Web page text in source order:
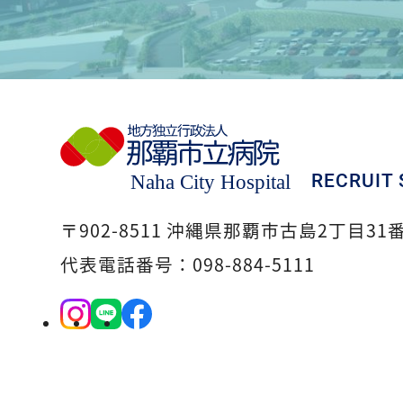
RECRUIT
〒902-8511 沖縄県那覇市古島2丁目31
代表電話番号：098-884-5111